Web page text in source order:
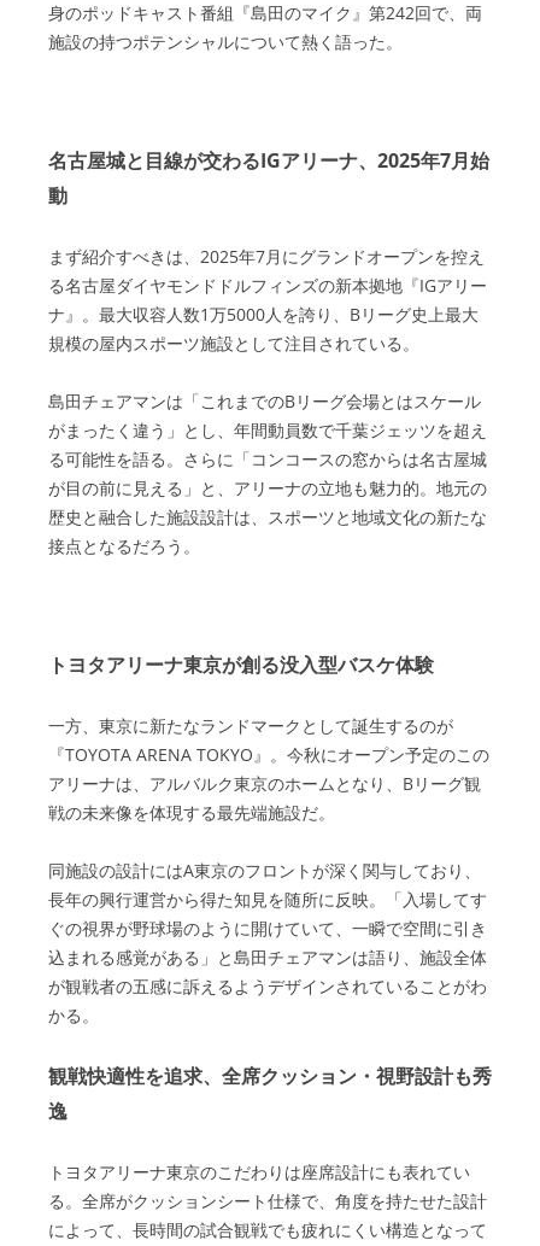
身のポッドキャスト番組『島田のマイク』第242回で、両
施設の持つポテンシャルについて熱く語った。
名古屋城と目線が交わるIGアリーナ、2025年7月始
動
まず紹介すべきは、2025年7月にグランドオープンを控え
る名古屋ダイヤモンドドルフィンズの新本拠地『IGアリー
ナ』。最大収容人数1万5000人を誇り、Bリーグ史上最大
規模の屋内スポーツ施設として注目されている。
島田チェアマンは「これまでのBリーグ会場とはスケール
がまったく違う」とし、年間動員数で千葉ジェッツを超え
る可能性を語る。さらに「コンコースの窓からは名古屋城
が目の前に見える」と、アリーナの立地も魅力的。地元の
歴史と融合した施設設計は、スポーツと地域文化の新たな
接点となるだろう。
トヨタアリーナ東京が創る没入型バスケ体験
一方、東京に新たなランドマークとして誕生するのが
『TOYOTA ARENA TOKYO』。今秋にオープン予定のこの
アリーナは、アルバルク東京のホームとなり、Bリーグ観
戦の未来像を体現する最先端施設だ。
同施設の設計にはA東京のフロントが深く関与しており、
長年の興行運営から得た知見を随所に反映。「入場してす
ぐの視界が野球場のように開けていて、一瞬で空間に引き
込まれる感覚がある」と島田チェアマンは語り、施設全体
が観戦者の五感に訴えるようデザインされていることがわ
かる。
観戦快適性を追求、全席クッション・視野設計も秀
逸
トヨタアリーナ東京のこだわりは座席設計にも表れてい
る。全席がクッションシート仕様で、角度を持たせた設計
によって、長時間の試合観戦でも疲れにくい構造となって